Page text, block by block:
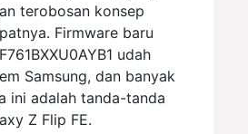
terobosan konsep
Firmware baru
udah
Samsung, dan banyak
ini adalah tanda-tanda
Z Flip FE.